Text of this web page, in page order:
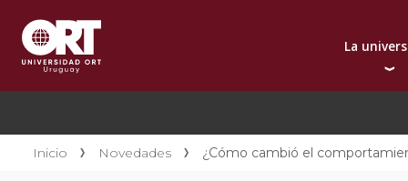
La
Presentación
Reconocimientos
Inicio Novedades ¿Cómo cambió el